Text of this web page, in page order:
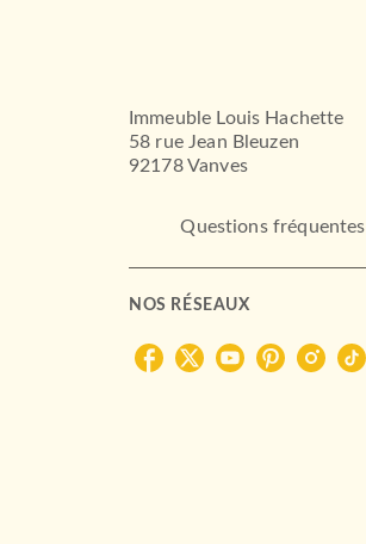
Immeuble Louis Hachette
58 rue Jean Bleuzen
92178 Vanves
Questions fréquentes
NOS RÉSEAUX